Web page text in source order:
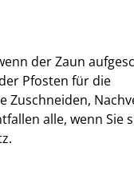
der Zaun
Pfosten für die
Zuschneiden,
alle, wenn Sie